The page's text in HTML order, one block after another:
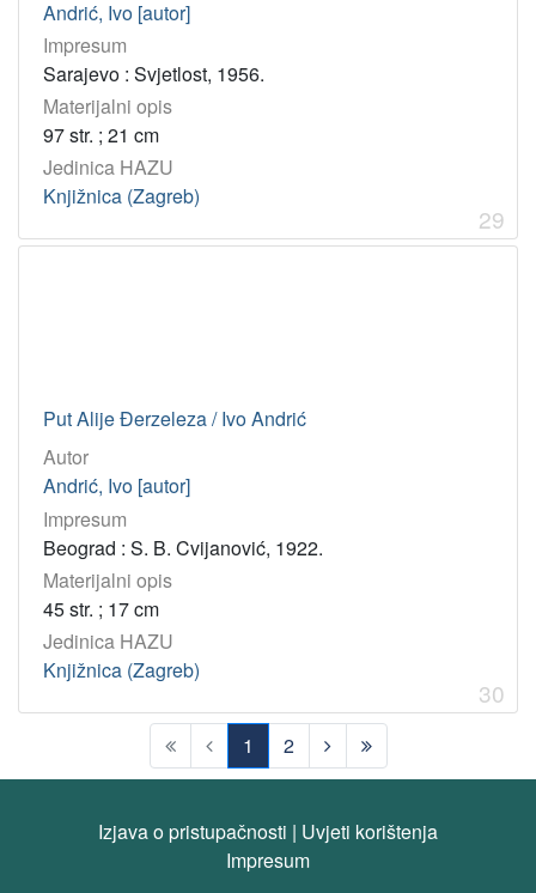
Andrić, Ivo [autor]
Impresum
Sarajevo : Svjetlost, 1956.
Materijalni opis
97 str. ; 21 cm
Jedinica HAZU
Knjižnica (Zagreb)
29
Put Alije Đerzeleza / Ivo Andrić
Autor
Andrić, Ivo [autor]
Impresum
Beograd : S. B. Cvijanović, 1922.
Materijalni opis
45 str. ; 17 cm
Jedinica HAZU
Knjižnica (Zagreb)
30
1
(current)
2
Izjava o pristupačnosti | Uvjeti korištenja
Impresum